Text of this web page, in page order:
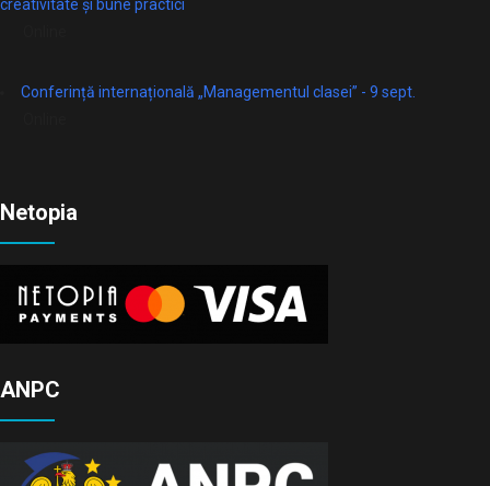
creativitate și bune practici
Conferință internațională „Managementul clasei” - 9 sept.
Netopia
ANPC